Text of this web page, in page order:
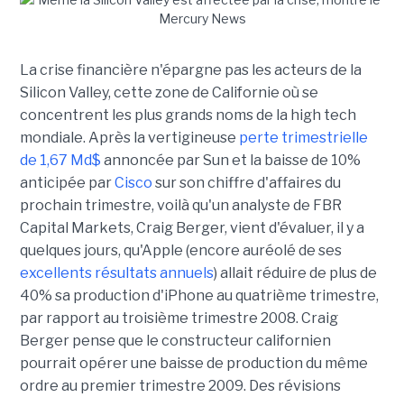
La crise financière n'épargne pas les acteurs de la
Silicon Valley, cette zone de Californie où se
concentrent les plus grands noms de la high tech
mondiale. Après la vertigineuse perte trimestrielle
de 1,67 Md$ annoncée par Sun et la baisse de 10%
anticipée parCisco sur son chiffre d'affaires du
prochain trimestre, voilà qu'un analyste de FBR
Capital Markets, Craig Berger, vient d'évaluer, il y a
quelques jours, qu'Apple (encore auréolé de ses
excellents résultats annuels) allait réduire de plus de
40% sa production d'iPhone au quatrième trimestre,
par rapport au troisième trimestre 2008. Craig
Berger pense que le constructeur californien
pourrait opérer une baisse de production du même
ordre au premier trimestre 2009. Des révisions